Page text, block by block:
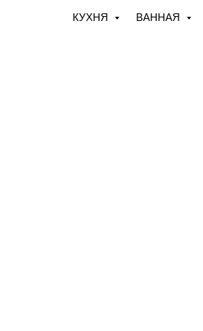
КУХНЯ ВАННАЯ